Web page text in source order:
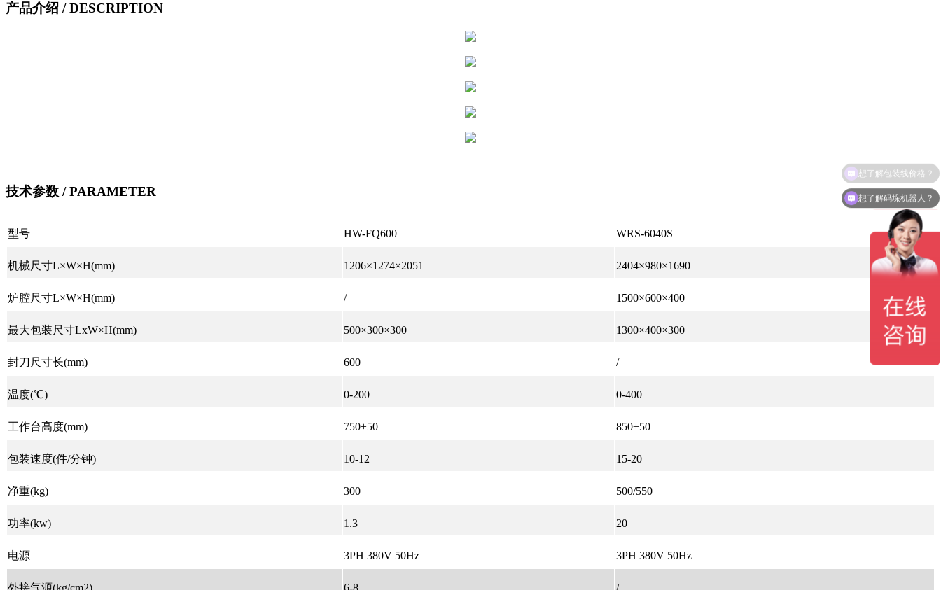
产品介绍 / DESCRIPTION
技术参数 / PARAMETER
型号 HW-FQ600 WRS-6040S
机械尺寸L×W×H(mm) 1206×1274×2051 2404×980×1690
炉腔尺寸L×W×H(mm) / 1500×600×400
最大包装尺寸LxW×H(mm) 500×300×300 1300×400×300
封刀尺寸长(mm) 600 /
温度(℃) 0-200 0-400
工作台高度(mm) 750±50 850±50
包装速度(件/分钟) 10-12 15-20
净重(kg) 300 500/550
功率(kw) 1.3 20
电源 3PH 380V 50Hz 3PH 380V 50Hz
想了解码垛机器人？